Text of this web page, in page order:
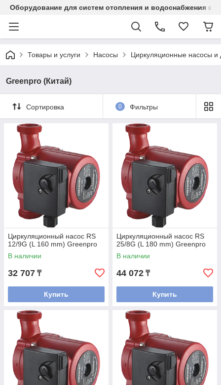
Оборудование для систем отопления и водоснабжения в
Товары и услуги Насосы Циркуляционные насосы и
Greenpro (Китай)
Сортировка 0 Фильтры
Циркуляционный насос RS
12/9G (L 160 mm) Greenpro
В наличии
32 707 ₸
Купить
Циркуляционный насос RS
25/8G (L 180 mm) Greenpro
В наличии
44 072 ₸
Купить